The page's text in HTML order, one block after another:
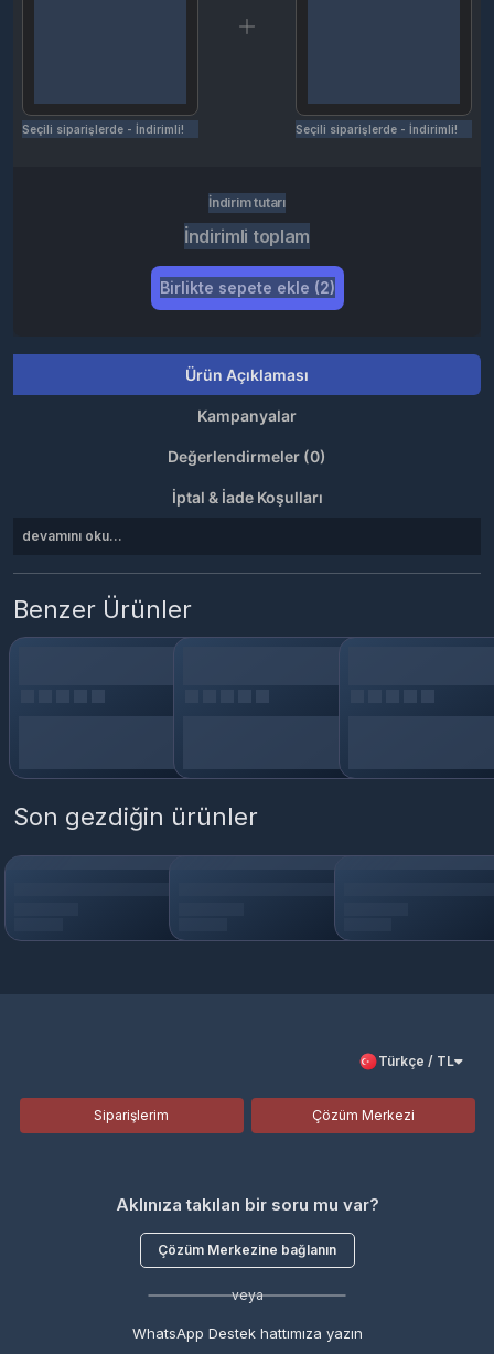
Seçili siparişlerde - İndirimli! Seçili siparişlerde - İndirimli!
İndirim tutarı
İndirimli toplam
Birlikte sepete ekle (2)
Ürün Açıklaması
Kampanyalar
Değerlendirmeler (0)
İptal & İade Koşulları
devamını oku...
Benzer Ürünler
Son gezdiğin ürünler
Türkçe / TL
Siparişlerim Çözüm Merkezi
Aklınıza takılan bir soru mu var?
Çözüm Merkezine bağlanın
veya
WhatsApp Destek hattımıza yazın